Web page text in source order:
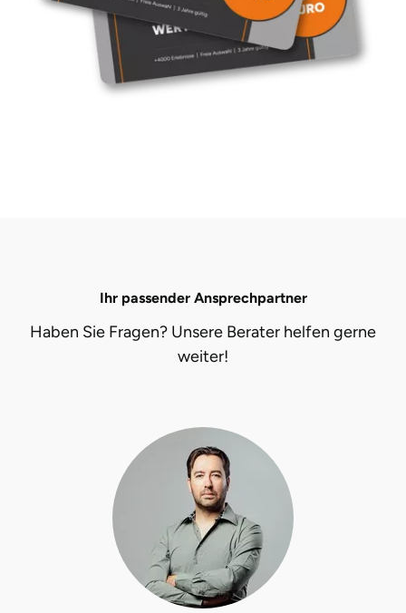
Ihr passender Ansprechpartner
Haben Sie Fragen? Unsere Berater helfen gerne
weiter!